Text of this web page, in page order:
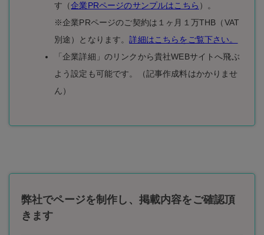
す（企業PRページのサンプルはこちら ）。
※企業PRページのご契約は１ヶ月１万THB（VAT
別途）となります。詳細はこちらをご覧下さい。
「企業詳細」のリンクから貴社WEBサイトへ飛ぶ
よう設定も可能です。（記事作成料はかかりませ
ん）
弊社でページを制作し、掲載内容をご確認頂
きます